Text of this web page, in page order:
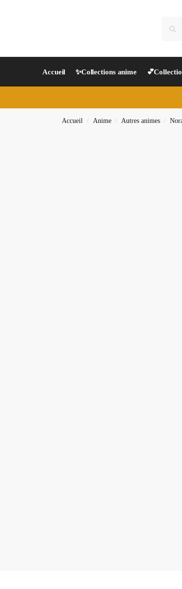
Accueil ✨Collections anime
Accueil / Anime / Autres animes /